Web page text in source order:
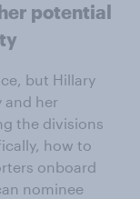
potential
but Hillary
and her
the divisions
how to
onboard
nominee